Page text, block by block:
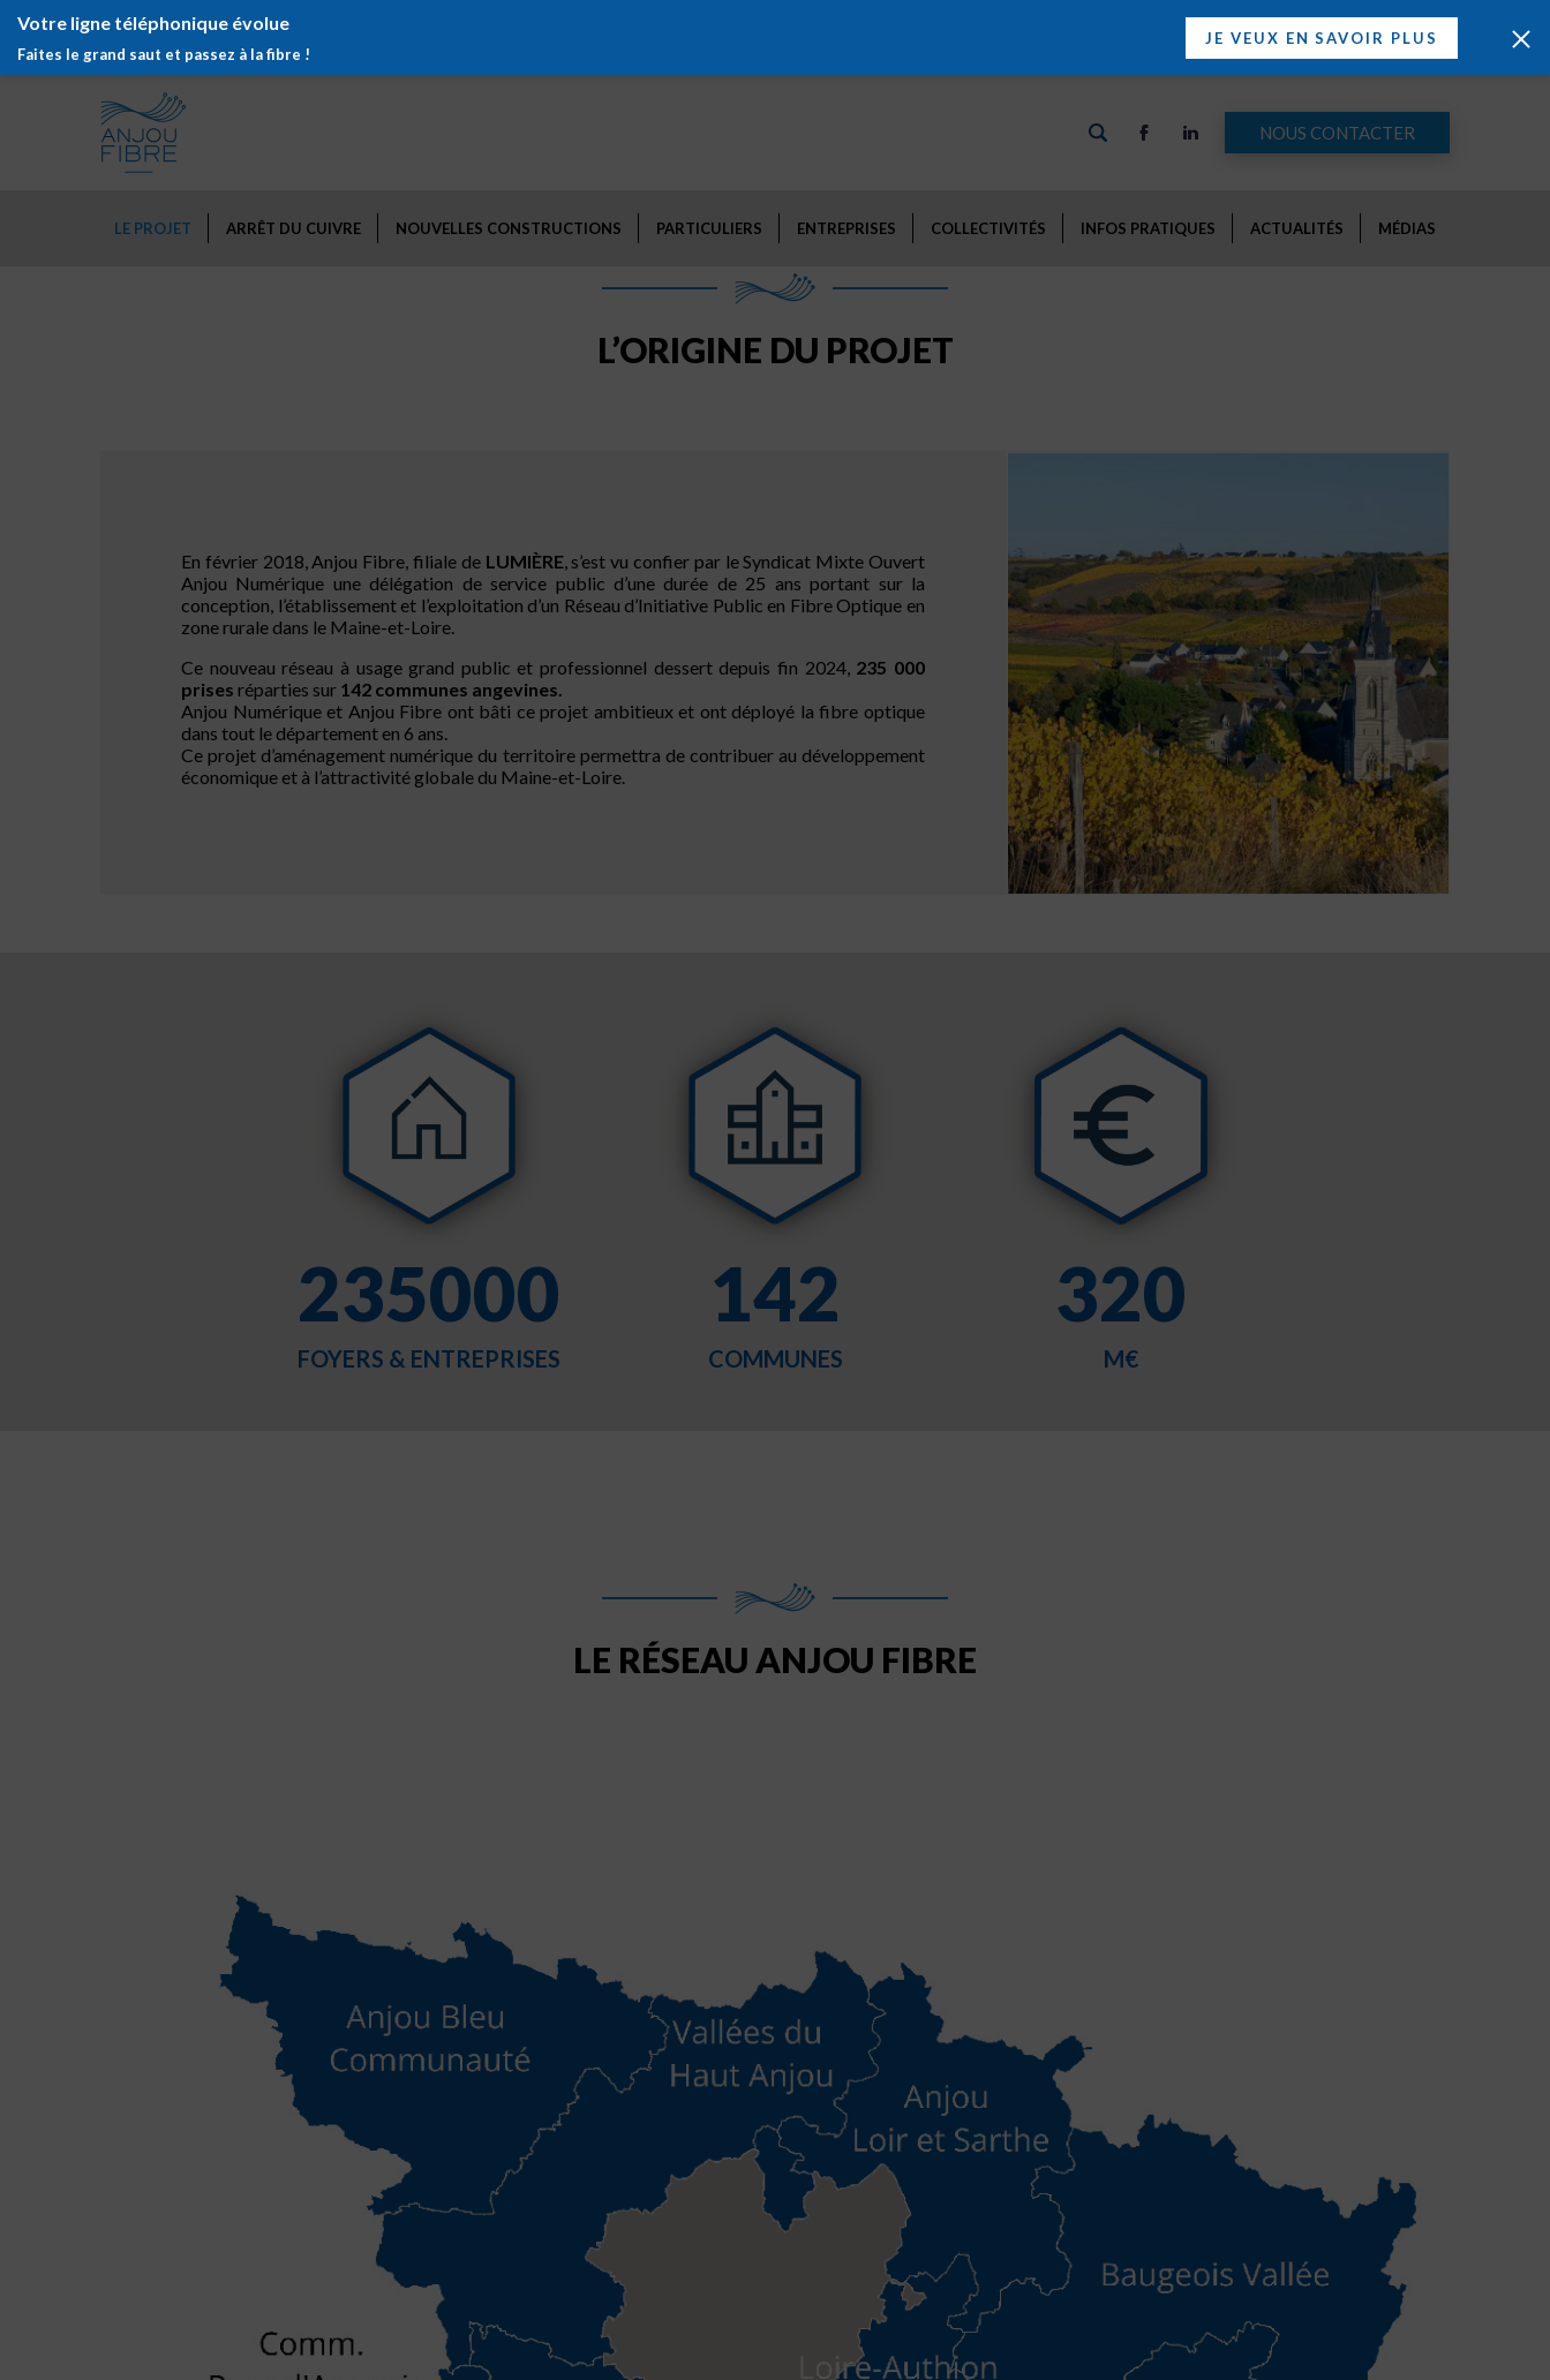
NOUS CONTACTER
LE PROJET ARRÊT DU CUIVRE NOUVELLES CONSTRUCTIONS PARTICULIERS ENTREPRISES COLLECTIVITÉS INFOS PRATIQUES ACTUALITÉS MÉDIAS
L’ORIGINE DU PROJET
En février 2018, Anjou Fibre, filiale de LUMIÈRE, s’est vu confier par le Syndicat Mixte Ouvert
Anjou Numérique une délégation de service public d’une durée de 25 ans portant sur la
conception, l’établissement et l’exploitation d’un Réseau d’Initiative Public en Fibre Optique en
zone rurale dans le Maine-et-Loire.
Ce nouveau réseau à usage grand public et professionnel dessert depuis fin 2024, 235 000
prises réparties sur 142 communes angevines.
Anjou Numérique et Anjou Fibre ont bâti ce projet ambitieux et ont déployé la fibre optique
dans tout le département en 6 ans.
Ce projet d’aménagement numérique du territoire permettra de contribuer au développement
économique et à l’attractivité globale du Maine-et-Loire.
235000
FOYERS & ENTREPRISES
142
COMMUNES
320
M€
LE RÉSEAU ANJOU FIBRE
Votre ligne téléphonique évolue
Faites le grand saut et passez à la fibre !
JE VEUX EN SAVOIR PLUS